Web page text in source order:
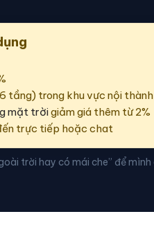
tầng) trong khu vực nội
mặt trờigiảm giá thêm từ 2%
trực tiếp hoặc chat
trời hay có mái che” để